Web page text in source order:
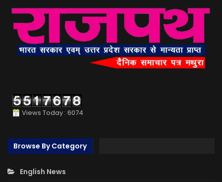
Views Today : 6074
Browse By Category
English News